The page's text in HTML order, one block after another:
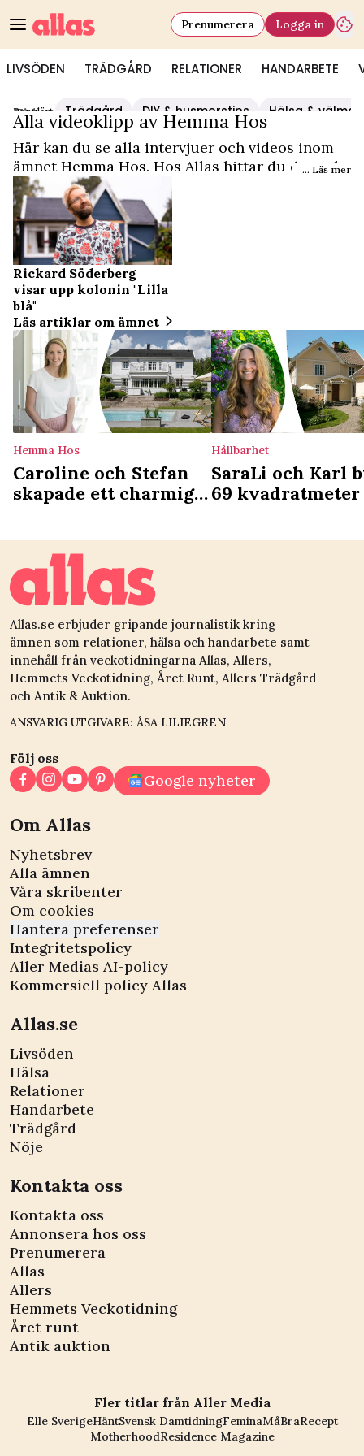
LIVSÖDEN TRÄDGÅRD RELATIONER HANDARBETE
Prenumerera Logga in
Populärt: Trädgård DIY & husmorstips Hälsa &
Video Start/Hemma Hos
Alla videoklipp av Hemma Hos
Här kan du se alla intervjuer och videos inom
ämnet Hemma Hos. Hos Allas hittar du det och
mycket mer.
... Läs mer
Rickard Söderberg
visar upp kolonin "Lilla
blå"
Läs artiklar om ämnet
Hemma Hos
Caroline och Stefan
skapade ett charmigt
opersonligt
Hållbarhet
SaraLi och Karl
69
Allas.se erbjuder gripande journalistik kring
ämnen som relationer, hälsa och handarbete samt
innehåll från veckotidningarna Allas, Allers,
Hemmets Veckotidning, Året Runt, Allers Trädgård
och Antik & Auktion.
ANSVARIG UTGIVARE: ÅSA LILIEGREN
Följ oss
Google nyheter
Om Allas
Nyhetsbrev
Alla ämnen
Våra skribenter
Om cookies
Hantera preferenser
Integritetspolicy
Aller Medias AI-policy
Kommersiell policy Allas
Allas.se
Livsöden
Hälsa
Relationer
Handarbete
Trädgård
Nöje
Kontakta oss
Kontakta oss
Annonsera hos oss
Prenumerera
Allas
Allers
Hemmets Veckotidning
Året runt
Antik auktion
Fler titlar från Aller Media
Elle SverigeHäntSvensk DamtidningFeminaMåBraRecept
MotherhoodResidence Magazine